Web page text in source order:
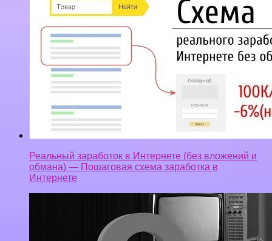
Реальный заработок в Интернете (без вложений и
обмана) — Пошаговая схема заработка в
Интернете